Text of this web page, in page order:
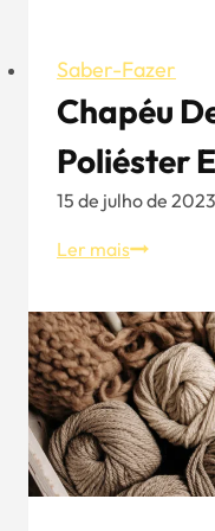
Saber-Fazer
Chapéu
Poliéster
15 de julho de 2023
Ler maisChapéu
balde
de
poliéster
elegante